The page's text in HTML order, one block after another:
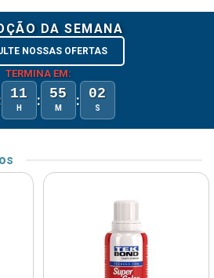
DA SEMANA
NOSSAS OFERTAS
TERMINA EM:
11
H : 55
M : 02
S